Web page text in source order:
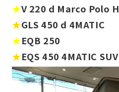
★V 220 d Marco Polo
★GLS 450 d 4MATIC
★EQB 250
★EQS 450 4MATIC SUV